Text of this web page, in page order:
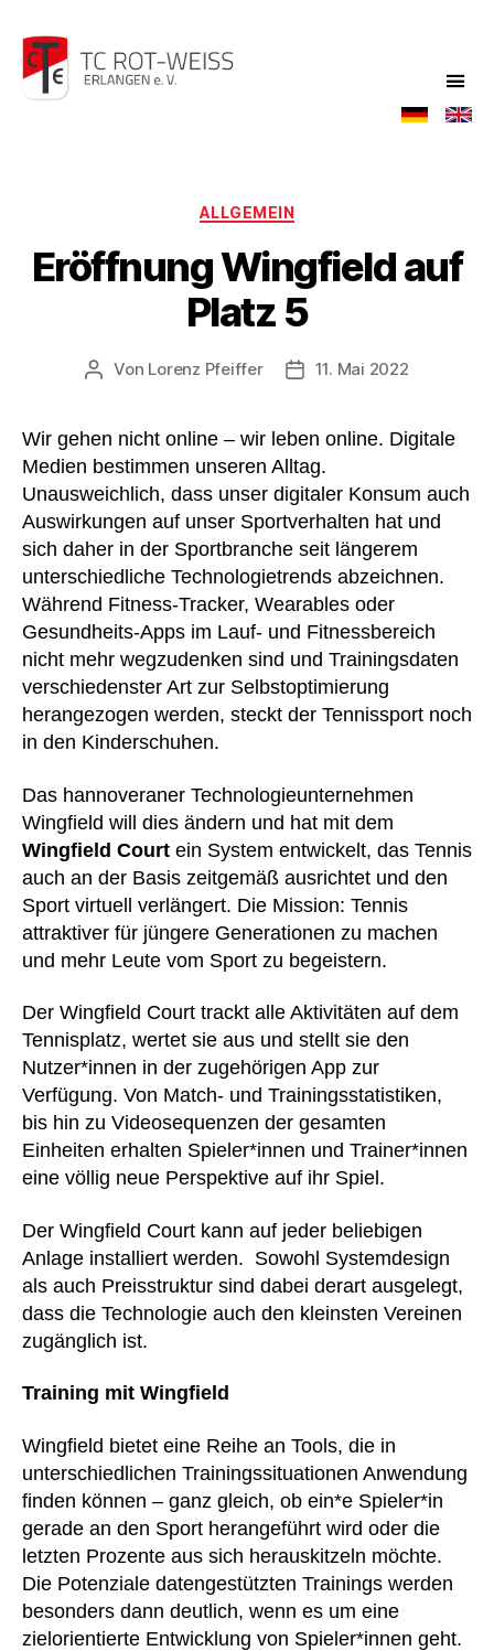
Kategorien
ALLGEMEIN
Eröffnung Wingfield auf
Platz 5
Beitragsautor
Von Lorenz Pfeiffer Veröffentlichungsdatum
11. Mai 2022
Wir gehen nicht online – wir leben online. Digitale
Medien bestimmen unseren Alltag.
Unausweichlich, dass unser digitaler Konsum auch
Auswirkungen auf unser Sportverhalten hat und
sich daher in der Sportbranche seit längerem
unterschiedliche Technologietrends abzeichnen.
Während Fitness-Tracker, Wearables oder
Gesundheits-Apps im Lauf- und Fitnessbereich
nicht mehr wegzudenken sind und Trainingsdaten
verschiedenster Art zur Selbstoptimierung
herangezogen werden, steckt der Tennissport noch
in den Kinderschuhen.
Das hannoveraner Technologieunternehmen
Wingfield will dies ändern und hat mit dem
Wingfield Court ein System entwickelt, das Tennis
auch an der Basis zeitgemäß ausrichtet und den
Sport virtuell verlängert. Die Mission: Tennis
attraktiver für jüngere Generationen zu machen
und mehr Leute vom Sport zu begeistern.
Der Wingfield Court trackt alle Aktivitäten auf dem
Tennisplatz, wertet sie aus und stellt sie den
Nutzer*innen in der zugehörigen App zur
Verfügung. Von Match- und Trainingsstatistiken,
bis hin zu Videosequenzen der gesamten
Einheiten erhalten Spieler*innen und Trainer*innen
eine völlig neue Perspektive auf ihr Spiel.
Der Wingfield Court kann auf jeder beliebigen
Anlage installiert werden. Sowohl Systemdesign
als auch Preisstruktur sind dabei derart ausgelegt,
dass die Technologie auch den kleinsten Vereinen
zugänglich ist.
Training mit Wingfield
Wingfield bietet eine Reihe an Tools, die in
unterschiedlichen Trainingssituationen Anwendung
finden können – ganz gleich, ob ein*e Spieler*in
gerade an den Sport herangeführt wird oder die
letzten Prozente aus sich herauskitzeln möchte.
Die Potenziale datengestützten Trainings werden
besonders dann deutlich, wenn es um eine
zielorientierte Entwicklung von Spieler*innen geht.